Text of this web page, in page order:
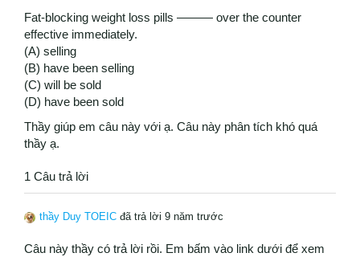
Fat-blocking weight loss pills ——— over the counter
effective immediately.
(A) selling
(B) have been selling
(C) will be sold
(D) have been sold
Thầy giúp em câu này với ạ. Câu này phân tích khó quá
thầy ạ.
1 Câu trả lời
thầy Duy TOEIC đã trả lời 9 năm trước
Câu này thầy có trả lời rồi. Em bấm vào link dưới để xem